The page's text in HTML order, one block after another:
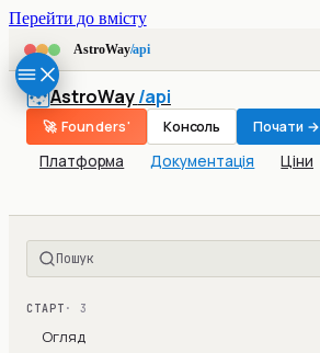
Перейти до вмісту
AstroWay/api
AstroWay/api
Платформа Документація Ціни
🚀 Founders' Консоль Почати →
Пошук
СТАРТ · 3
Огляд